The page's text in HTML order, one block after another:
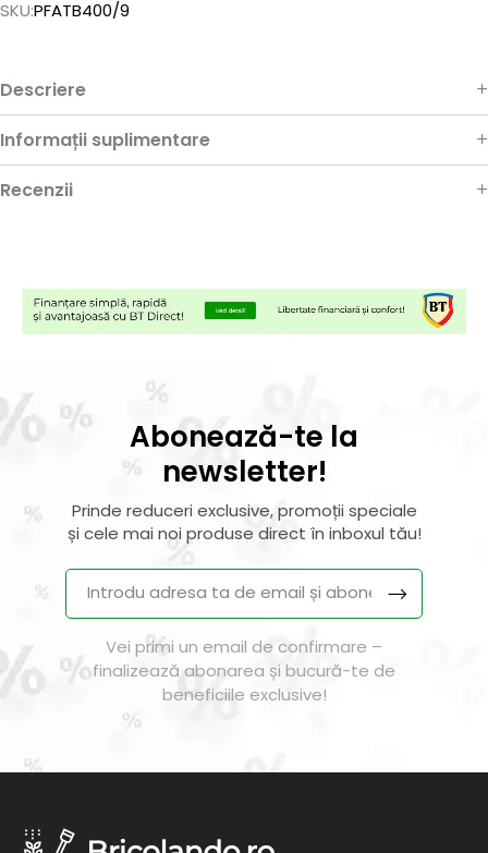
SKU:PFATB400/9
Descriere
Informații suplimentare
Recenzii
Abonează-te la
newsletter!
Prinde reduceri exclusive, promoții speciale
și cele mai noi produse direct în inboxul tău!
Vei primi un email de confirmare –
finalizează abonarea și bucură-te de
beneficiile exclusive!